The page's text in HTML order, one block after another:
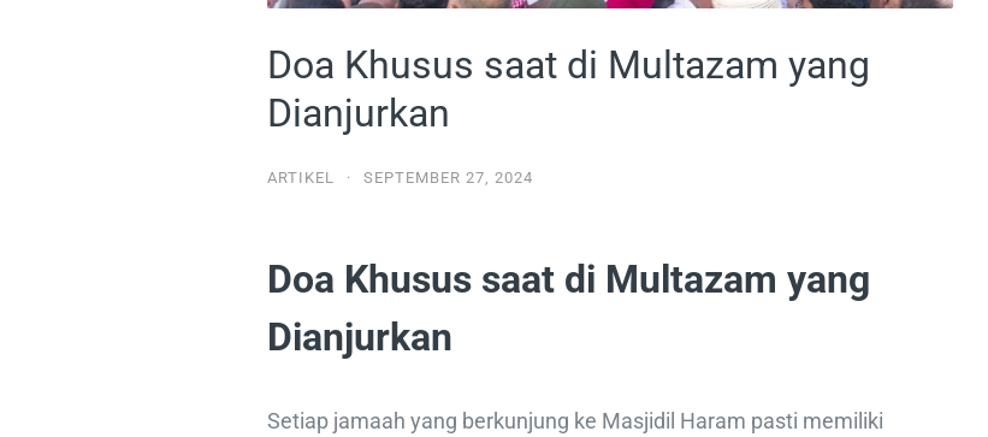
Doa Khusus saat di Multazam yang
Dianjurkan
ARTIKEL · SEPTEMBER 27, 2024
Doa Khusus saat di Multazam yang
Dianjurkan
Setiap jamaah yang berkunjung ke Masjidil Haram pasti memiliki